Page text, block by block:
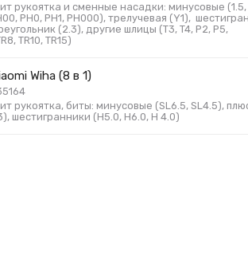
рукоятка и сменные насадки: минусовые (1.5,
PH0, PH1, PH000), трелучевая (Y1),
(2.3), другие шлицы (T3, T4, P2, P5,
TR10, TR15)
Wiha (8 в 1)
рукоятка, биты: минусовые (SL6.5, SL4.5),
шестигранники (H5.0, H6.0, H 4.0)